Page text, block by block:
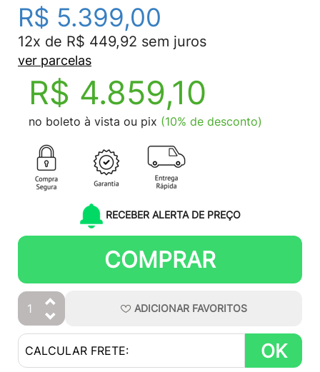
R$ 5.399,00
12x de R$ 449,92 sem juros
ver parcelas
R$ 4.859,10
no boleto à vista ou pix (10% de desconto)
RECEBER ALERTA DE PREÇO
COMPRAR
ADICIONAR FAVORITOS
OK